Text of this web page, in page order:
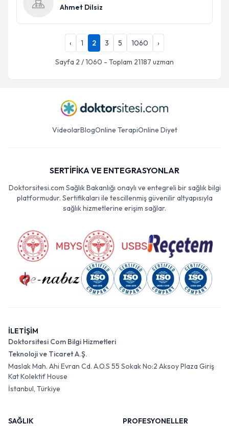
Ahmet Dilsiz
‹ 1 2 3 5 1060 ›
Sayfa 2 /1060 - Toplam 21187 uzman
VideolarBlogOnline TerapiOnline Diyet
SERTİFİKA VE ENTEGRASYONLAR
Doktorsitesi.com Sağlık Bakanlığı onaylı ve entegreli bir sağlık bilgi
platformudur. Sertifikaları ile tescillenmiş güvenilir altyapısıyla
sağlık hizmetlerine erişim sağlar.
İLETİŞİM
Doktorsitesi Com Bilgi Hizmetleri
Teknoloji ve Ticaret A.Ş.
Maslak Mah. Ahi Evran Cd. A.O.S 55 Sokak No:2 Aksoy Plaza Giriş
Kat Kolektif House
İstanbul, Türkiye
SAĞLIK
PROFESYONELLER